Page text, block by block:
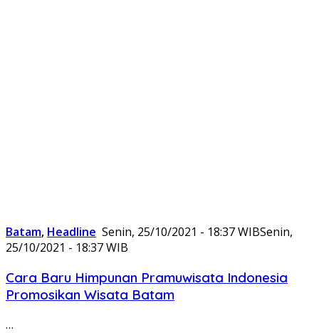
Batam, Headline Senin, 25/10/2021 - 18:37 WIBSenin,
25/10/2021 - 18:37 WIB
Cara Baru Himpunan Pramuwisata Indonesia
Promosikan Wisata Batam
…